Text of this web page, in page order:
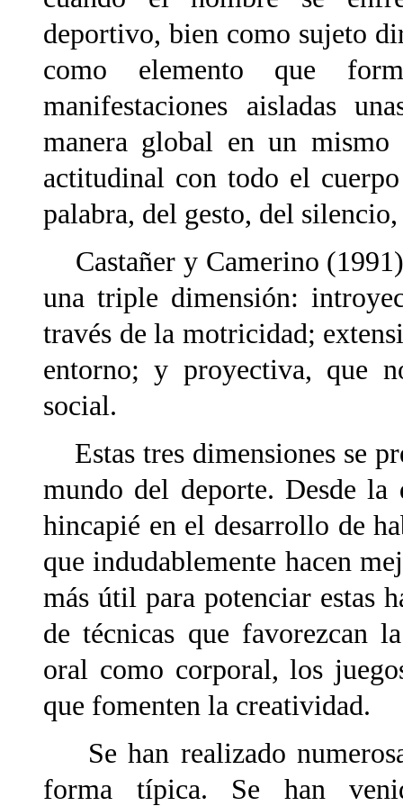
deportivo, bien como sujeto
como elemento que
manifestaciones aisladas
manera global en un mismo
actitudinal con todo el
palabra, del gesto, del
Castañer y Camerino
una triple dimensión:
través de la motricidad;
entorno; y proyectiva, que
social.
Estas tres dimensiones se
mundo del deporte. Desde la
hincapié en el desarrollo de
que indudablemente hacen
más útil para potenciar estas
de técnicas que favorezcan
oral como corporal, los
que fomenten la creatividad.
Se han realizado
forma típica. Se han